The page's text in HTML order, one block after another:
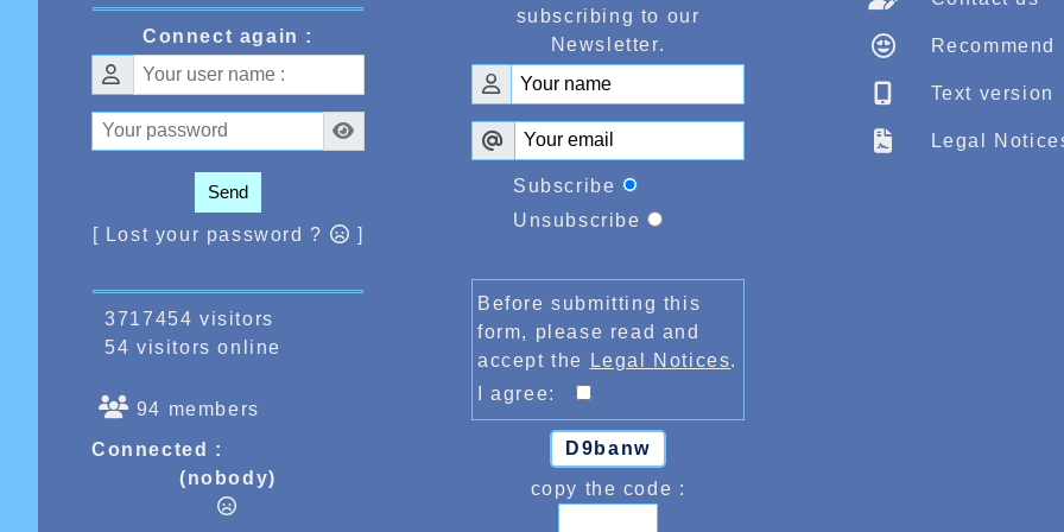
Connect again :
Send
[ Lost your password ? ]
3717454 visitors
54 visitors online
94 members
Connected :
(nobody)
subscribing to our
Newsletter.
Subscribe
Unsubscribe
Before submitting this
form, please read and
accept the
Legal Notices.
I agree:
D9banw
copy the code :
Recommend
Text version
Legal